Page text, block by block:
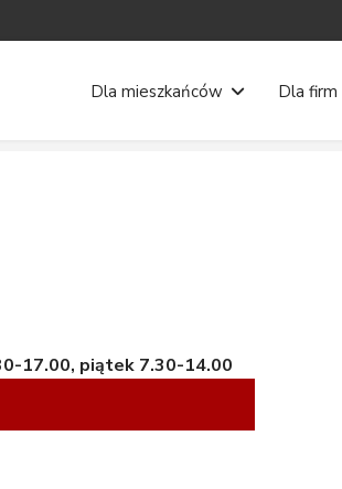
Dla mieszkańców Dla firm
17.00, piątek 7.30-14.00